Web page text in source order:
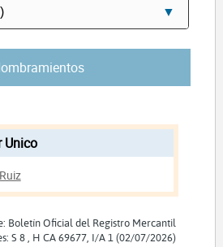
Unico
Boletín Oficial del Registro Mercantil
S 8 , H CA 69677, I/A 1 (02/07/2026)